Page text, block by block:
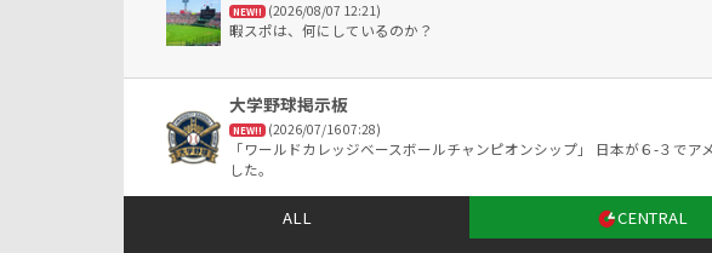
NEW!! (2026/08/07 12:21)
暇スポは、何にしているのか？
大学野球掲示板
NEW!! (2026/07/16 07:28)
「ワールドカレッジベースボールチャンピオンシップ」 日本が６-３で
した。
ALL CENTRAL